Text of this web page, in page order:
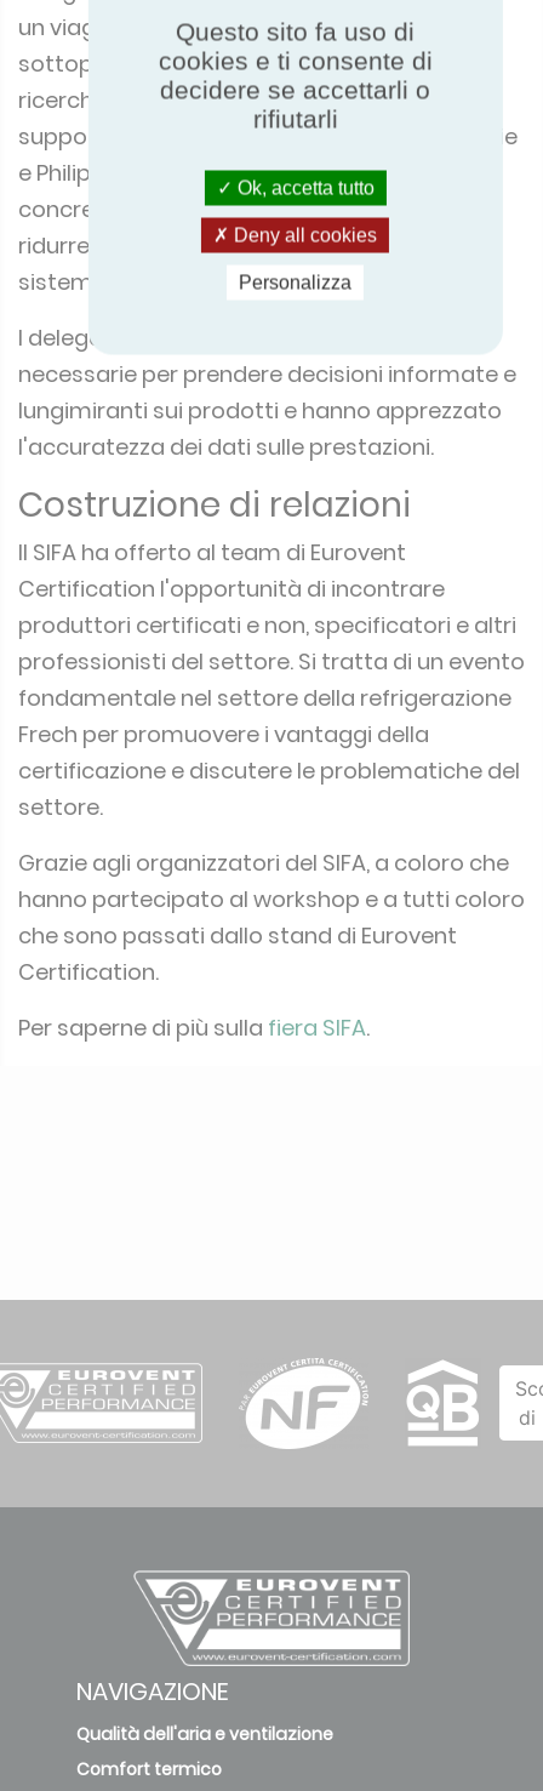
un viaggio tecnico attraverso i problemi di
sottoperformance utilizzando le ultime
ricerche sui refrigeratori a gas a CO2,
supportate da esempi di casi di studio, Sophie
e Philippe hanno poi presentato strategie
concrete per scegliere prodotti affidabili e
ridurre il rischio di sottoperformance del
sistema.
I delegati hanno acquisito le conoscenze
necessarie per prendere decisioni informate e
lungimiranti sui prodotti e hanno apprezzato
l'accuratezza dei dati sulle prestazioni.
Costruzione di relazioni
Il SIFA ha offerto al team di Eurovent
Certification l'opportunità di incontrare
produttori certificati e non, specificatori e altri
professionisti del settore. Si tratta di un evento
fondamentale nel settore della refrigerazione
Frech per promuovere i vantaggi della
certificazione e discutere le problematiche del
settore.
Grazie agli organizzatori del SIFA, a coloro che
hanno partecipato al workshop e a tutti coloro
che sono passati dallo stand di Eurovent
Certification.
Per saperne di più sulla fiera SIFA.
di
NAVIGAZIONE
Qualità dell'aria e ventilazione
Comfort termico
Questo sito fa uso di
cookies e ti consente di
decidere se accettarli o
rifiutarli
Ok, accetta tutto
Deny all cookies
Personalizza